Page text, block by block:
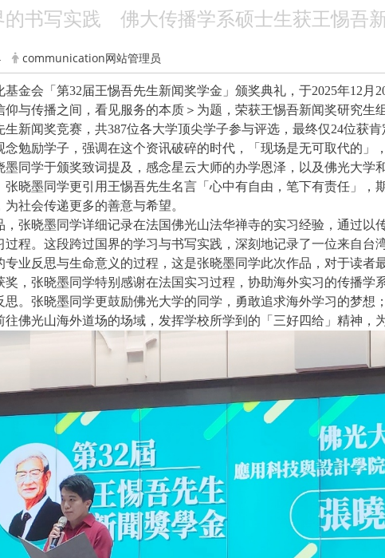
的书写实践 佛大传播学系硕士生获王惕吾
communication网站管理员
基金会「第32届王惕吾先生新闻奖学金」颁奖典礼，于2025年12
仰与传播之间，看见服务的本质＞为题，荣获王惕吾新闻奖研究生
生新闻奖竞赛，共387位各大学顶尖学子参与评选，最终仅24位获
念勉励学子，强调在这个资讯破碎的时代，「现场是无可取代的」
墨同学于颁奖致词提及，感念星云大师的办学恩泽，以及佛光大
张晓墨同学更引用王惕吾先生名言「心中有自由，笔下有责任」
社会传递更多的善意与希望。
，张晓墨同学详细记录在法国佛光山法华禅寺的实习经验，通过
过程。这段跨过国界的学习与书写实践，深刻地记录了一位来自
专业反思与生命意义的过程，这是张晓墨同学此次作品，对于读者
奖，张晓墨同学特别感谢在法国实习过程，协助海外实习的传播
思。张晓墨同学更鼓励佛光大学的同学，勇敢追求海外学习的梦
往佛光山海外道场的场域，发挥学校所学到的「三好四给」精神，